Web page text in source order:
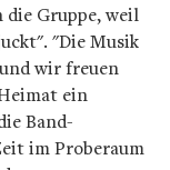
die Gruppe, weil
"Die Musik
wir freuen
ein
Band-
im Proberaum